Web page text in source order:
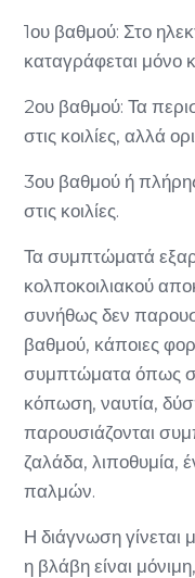
1ου βαθμού: Στο
καταγράφεται μόνο
2ου βαθμού: Τα
στις κοιλίες, αλλά
3ου βαθμού ή
στις κοιλίες.
Τα συμπτώματά
κολποκοιλιακού
συνήθως δεν
βαθμού, κάποιες
συμπτώματα όπως
κόπωση, ναυτία,
παρουσιάζονται
ζαλάδα, λιποθυμία,
παλμών.
Η διάγνωση γίνεται
η βλάβη είναι